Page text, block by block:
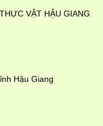
VẬT HẬU GIANG
Hậu Giang